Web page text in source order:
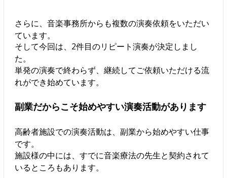
さらに、音楽事務所からも複数の演奏依頼をいただい
ています。
そして今回は、2件目のリピート演奏が決定しまし
た。
単発の演奏で終わらず、継続してご依頼いただける流
れができ始めています。
副業だからこそ始めやすい演奏活動があります
高齢者施設での演奏活動は、副業から始めやすい仕事
です。
施設様の中には、すでに音楽療法の先生と契約されて
いるところもあります。